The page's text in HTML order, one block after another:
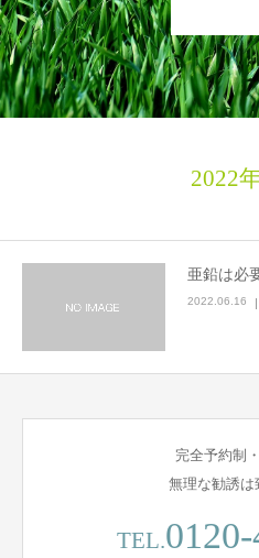
2022
亜鉛は必
2022.06.16
完全予約制
無理な勧誘は
TEL.
発毛技能士
よくある質問